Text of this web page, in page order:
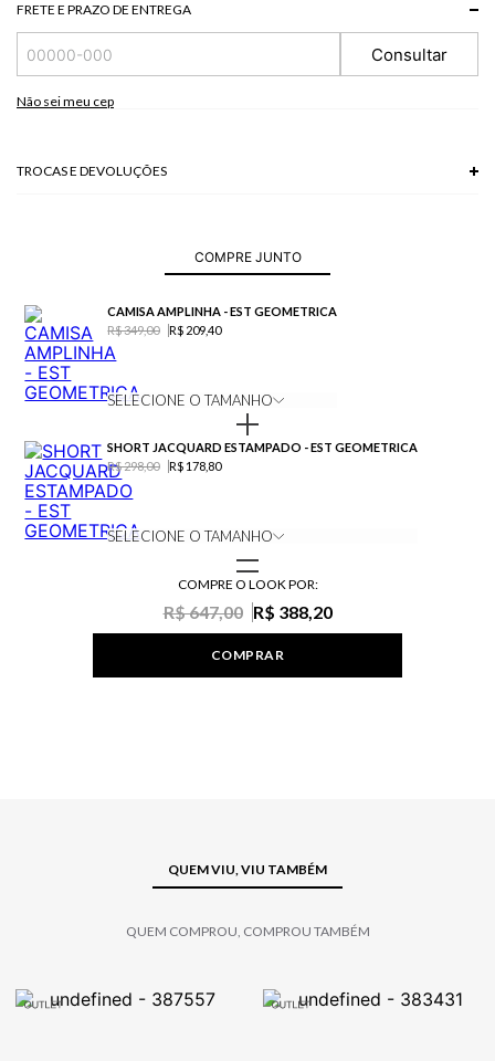
100% VISCOSE
Modelo veste P.
FRETE E PRAZO DE ENTREGA
Consultar
Não sei meu cep
TROCAS E DEVOLUÇÕES
COMPRE JUNTO
CAMISA AMPLINHA - EST GEOMETRICA
R$ 349,00
R$ 209,40
SELECIONE O TAMANHO
SHORT JACQUARD ESTAMPADO - EST GEOMETRICA
R$ 298,00
R$ 178,80
SELECIONE O TAMANHO
COMPRE O LOOK POR:
R$ 647,00 R$ 388,20
COMPRAR
QUEM VIU, VIU TAMBÉM
QUEM COMPROU, COMPROU TAMBÉM